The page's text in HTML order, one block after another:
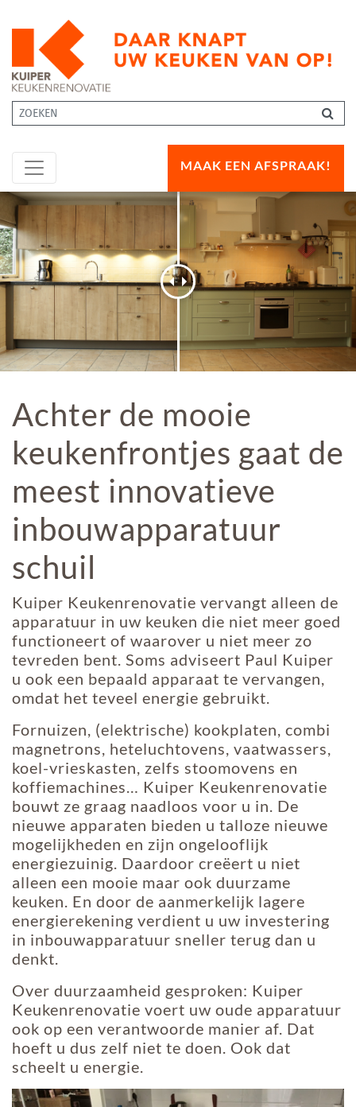
MAAK EEN AFSPRAAK!
Achter de mooie
keukenfrontjes gaat de
meest innovatieve
inbouwapparatuur
schuil
Kuiper Keukenrenovatie vervangt alleen de
apparatuur in uw keuken die niet meer goed
functioneert of waarover u niet meer zo
tevreden bent. Soms adviseert Paul Kuiper
u ook een bepaald apparaat te vervangen,
omdat het teveel energie gebruikt.
Fornuizen, (elektrische) kookplaten, combi
magnetrons, heteluchtovens, vaatwassers,
koel-vrieskasten, zelfs stoomovens en
koffiemachines… Kuiper Keukenrenovatie
bouwt ze graag naadloos voor u in. De
nieuwe apparaten bieden u talloze nieuwe
mogelijkheden en zijn ongelooflijk
energiezuinig. Daardoor creëert u niet
alleen een mooie maar ook duurzame
keuken. En door de aanmerkelijk lagere
energierekening verdient u uw investering
in inbouwapparatuur sneller terug dan u
denkt.
Over duurzaamheid gesproken: Kuiper
Keukenrenovatie voert uw oude apparatuur
ook op een verantwoorde manier af. Dat
hoeft u dus zelf niet te doen. Ook dat
scheelt u energie.